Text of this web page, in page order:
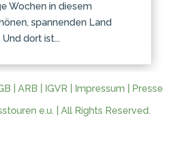
Wochen in diesem
spannenden Land
dort ist...
ARB IGVR| Impressum
Presse
e.u. | All Rights Reserved.